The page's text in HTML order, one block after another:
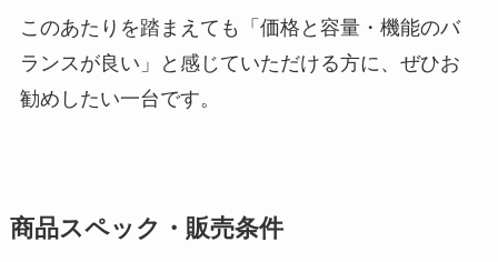
このあたりを踏まえても「価格と容量・機能のバ
ランスが良い」と感じていただける方に、ぜひお
勧めしたい一台です。
商品スペック・販売条件